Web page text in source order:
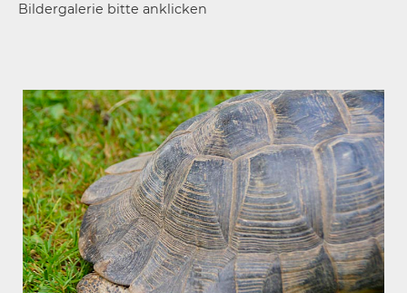
Bildergalerie bitte anklicken